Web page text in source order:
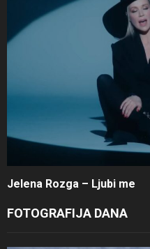
Jelena Rozga – Ljubi me
FOTOGRAFIJA DANA